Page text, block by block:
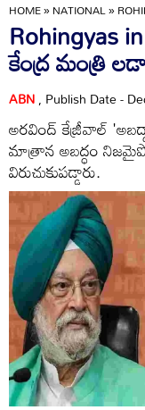
HOME»NATIONAL»
Rohingyas
కేంద్ర మంత్రి
ABN, Publish Date -
అరవింద్ కేజ్రీవాల్
మాత్రాన అబద్ధం
విరుచుకుపడ్డారు.